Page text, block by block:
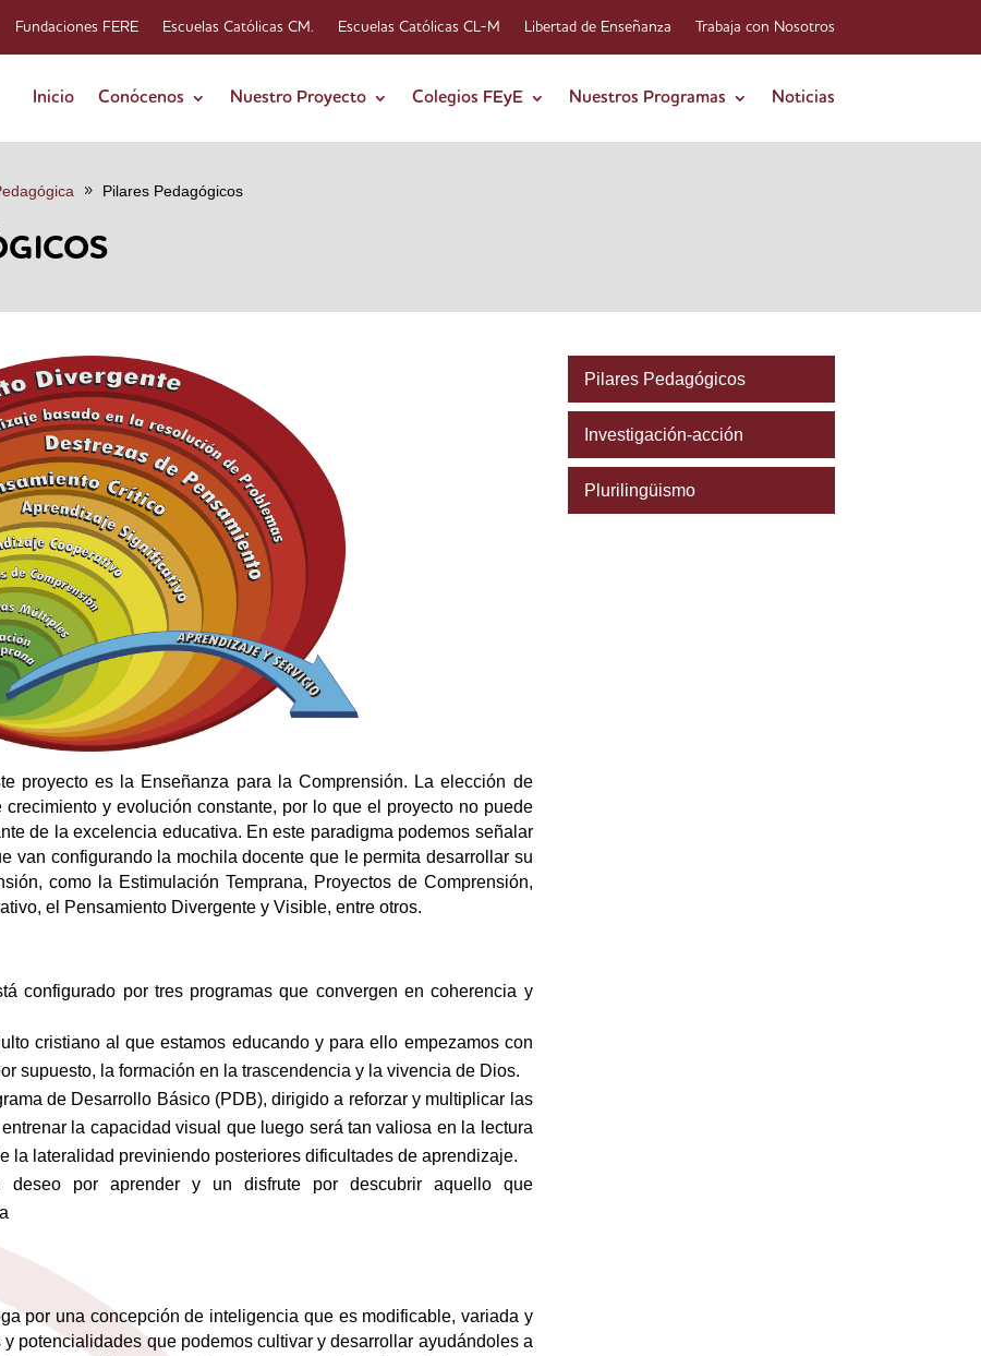
Fundaciones FERE Escuelas Católicas CM. Escuelas Católicas CL-M Libertad de Enseñanza Trabaja con Nosotros
Inicio Conócenos Nuestro Proyecto Colegios FEyE Nuestros Programas Noticias
Pilares Pedagógicos
proyecto es la Enseñanza para la Comprensión. La elección de
y evolución constante, por lo que el proyecto no puede
de la excelencia educativa. En este paradigma podemos señalar
van configurando la mochila docente que le permita desarrollar su
como la Estimulación Temprana, Proyectos de Comprensión,
el Pensamiento Divergente y Visible, entre otros.
configurado por tres programas que convergen en coherencia y
cristiano al que estamos educando y para ello empezamos con
supuesto, la formación en la trascendencia y la vivencia de Dios.
de Desarrollo Básico (PDB), dirigido a reforzar y multiplicar las
la capacidad visual que luego será tan valiosa en la lectura
la lateralidad previniendo posteriores dificultades de aprendizaje.
deseo por aprender y un disfrute por descubrir aquello que
por una concepción de inteligencia que es modificable, variada y
potencialidades que podemos cultivar y desarrollar ayudándoles a
Pilares Pedagógicos
Investigación-acción
Plurilingüismo